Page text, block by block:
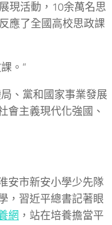
現活動，10余萬名思
應了全國高校思政課
。”
、黨和國家事業發展
會主義現代化強國、
安市新安小學少先隊
，習近平總書記著眼
網 ，站在培養擔當平